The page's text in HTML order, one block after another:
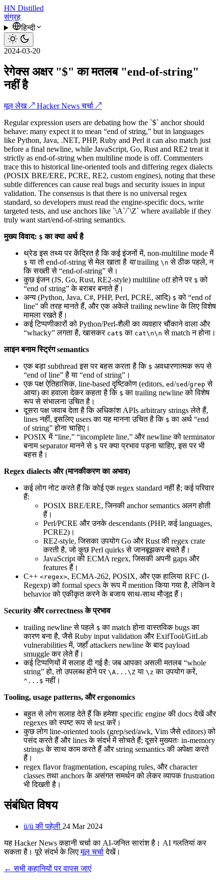
HN Distilled
संग्रह
हिन्दी
2024-03-20
रेगेक्स अक्षर "$" का मतलब "end-of-string"
नहीं है
मूल लेख ↗ Hacker News चर्चा ↗
Regular expression users are debating how the `$` anchor should
behave: many expect it to mean “end of string,” but in languages
like Python, Java, .NET, PHP, Ruby and Perl it can also match just
before a final newline, while JavaScript, Go, Rust and RE2 treat it
strictly as end-of-string when multiline mode is off. Commenters
trace this to historical line-oriented tools and differing regex dialects
(POSIX BRE/ERE, PCRE, RE2, custom engines), noting that these
subtle differences can cause real bugs and security issues in input
validation. The consensus is that there is no universal regex
standard, so developers must read the engine-specific docs, write
targeted tests, and use anchors like `\A`/`\Z` where available if they
truly want start/end-of-string semantics.
मुख्य विवाद: $ का क्या अर्थ है
थ्रेड इस तथ्य पर केंद्रित है कि कई इंजनों में, non‑multiline mode में
$ या तो end-of-string से मेल खाता है याtrailing \n से ठीक पहले, न
कि सख्ती से “end-of-string” से।
कुछ इंजन (JS, Go, Rust, RE2-style) multiline off होने पर $ को
“end of string” के बराबर बनाते हैं।
अन्य (Python, Java, C#, PHP, Perl, PCRE, आदि) $ को “end of
line” की तरह मानते हैं, और एक अकेले trailing newline के लिए विशेष
मामला रखते हैं।
कई टिप्पणीकारों को Python/Perl-शैली का व्यवहार चौंकाने वाला और
“whacky” लगता है, खासकर cat$ का cat\n\n से match न होना।
लाइन बनाम स्ट्रिंग semantics
एक बड़ा subthread इस पर बहस करता है कि $ अवधारणात्मक रूप से
“end of line” है या “end of string”।
एक पक्ष ऐतिहासिक, line-based दृष्टिकोण (editors, ed/sed/grep से
आया) का हवाला देकर कहता है कि $ का trailing newline को विशेष
रूप से संभालना उचित है।
दूसरा पक्ष जवाब देता है कि अधिकांश APIs arbitrary strings लेते हैं,
lines नहीं, इसलिए users का यह मानना उचित है कि $ का अर्थ “end
of string” होना चाहिए।
POSIX में “line,” “incomplete line,” और newline को terminator
बनाम separator मानने से $ पर क्या प्रभाव पड़ना चाहिए, इस पर भी
बहस है।
Regex dialects और (मानकीकरण का अभाव)
कई लोग नोट करते हैं कि कोई एक regex standard नहीं है; कई परिवार
हैं:
POSIX BRE/ERE, जिनकी anchor semantics अलग होती
हैं।
Perl/PCRE और उनके descendants (PHP, कई languages,
PCRE2)।
RE2-style, जिसका उपयोग Go और Rust की regex crate
करती है, जो कुछ Perl quirks से जानबूझकर बचते हैं।
JavaScript की ECMA regex, जिसकी अपनी gaps और
features हैं।
C++ <regex>, ECMA-262, POSIX, और एक हालिया RFC (I-
Regexp) को formal specs के रूप में mention किया गया है, लेकिन वे
behavior को एकीकृत करने के बजाय साथ-साथ मौजूद हैं।
Security और correctness के प्रभाव
trailing newline से पहले $ का match होना वास्तविक bugs का
कारण बना है, जैसे Ruby input validation और ExifTool/GitLab
vulnerabilities में, जहाँ attackers newline के बाद payload
smuggle कर लेते हैं।
कई टिप्पणियों में सलाह दी गई है: जब आपका असली मतलब “whole
string” हो, तो उपलब्ध होने पर \A...\Z या \z का उपयोग करें,
^...$ नहीं।
Tooling, usage patterns, और ergonomics
बहुत से लोग सलाह देते हैं कि हमेशा specific engine की docs देखें और
regexes को स्पष्ट रूप से test करें।
कुछ लोग line-oriented tools (grep/sed/awk, Vim जैसे editors) को
पसंद करते हैं और lines के संदर्भ में सोचते हैं; दूसरे मुख्यतः in-memory
strings के साथ काम करते हैं और string semantics की अपेक्षा करते
हैं।
regex flavor fragmentation, escaping rules, और character
classes तथा anchors के असंगत समर्थन को लेकर व्यापक frustration
भी दिखती है।
संबंधित विषय
ü/ü की पहेली 24 Mar 2024
यह Hacker News कहानी चर्चा का AI-जनित सारांश है। AI गलतियां कर
सकता है। पूरे संदर्भ के लिएमूल चर्चादेखें।
← सभी कहानियों पर वापस जाएं